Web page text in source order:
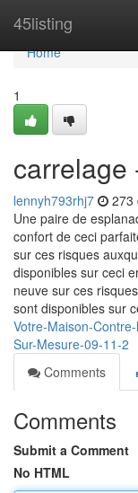
45listing
Home
Home
1
carrelage
lennyh793rhj7 273
Une paire de
confort de ceci
sur ces risques
disponibles sur ceci
neuve sur ces
sont disponibles sur
Votre-Maison-
Sur-Mesure-09-11-2
Comments
Comments
Submit a Comment
No HTML